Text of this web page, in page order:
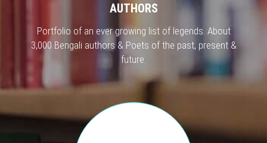
AUTHORS
Portfolio of an ever growing list of legends. About
3,000 Bengali authors & Poets of the past, present &
future.